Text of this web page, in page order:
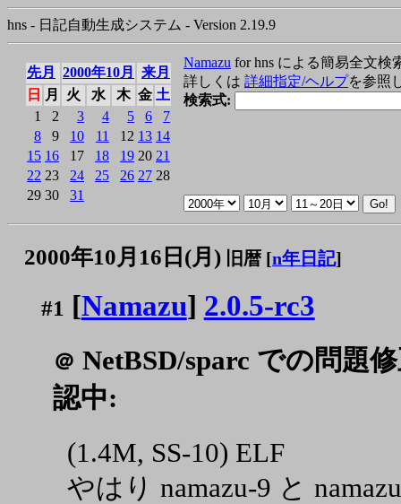
hns - 日記自動生成システム - Version 2.19.9
先月 2000年10月
来月
日
月 火 水 木 金 土
1
2 3 4 5 6
7
8
9 10 11 12 13 14
15 16 17 18 19 20 21
22 23 24 25 26 27 28
29 30 31
Namazu for hns による簡易全文検
詳しくは 詳細指定/ヘルプを参照
検索式:
2000年10月16日(月) 旧暦 [n年日記]
#1 [Namazu] 2.0.5-rc3
＠ NetBSD/sparc での問題
認中:
(1.4M, SS-10) ELF
やはり namazu-9 と